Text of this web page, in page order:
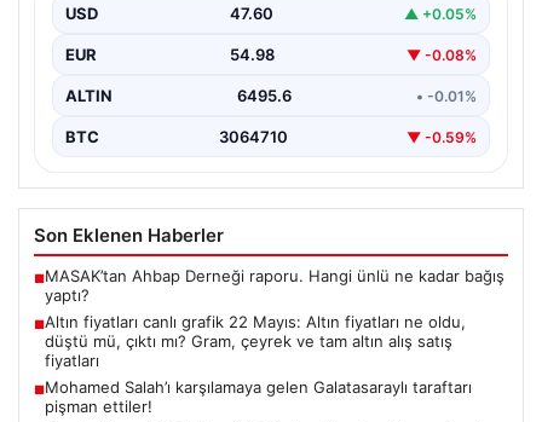
fiyatları
Altın fiyatlarında son durum merak ediliyor. Ankara
Bölge Adliye Mahkemesi’nin CHP'ye mutlak butlan
kararı…
USD 47.60 ▲ +0.05%
EUR 54.98 ▼ -0.08%
ALTIN 6495.6 • -0.01%
BTC 3064710 ▼ -0.59%
Son Eklenen Haberler
■MASAK’tan Ahbap Derneği raporu. Hangi ünlü ne kadar bağış
yaptı?
■Altın fiyatları canlı grafik 22 Mayıs: Altın fiyatları ne oldu,
düştü mü, çıktı mı? Gram, çeyrek ve tam altın alış satış
fiyatları
■Mohamed Salah’ı karşılamaya gelen Galatasaraylı taraftarı
pişman ettiler!